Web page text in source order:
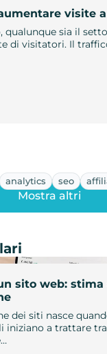
visite
qualunque sia il
di visitatori. Il
analytics seo
sito web: stima
dei siti nasce
iniziano a trattare
Mostra altri